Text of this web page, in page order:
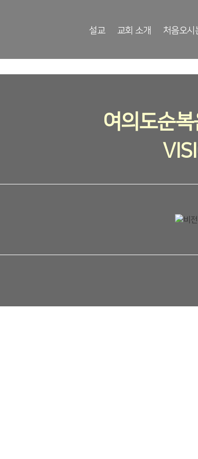
설교 교회 소개 처음오시
여의도순